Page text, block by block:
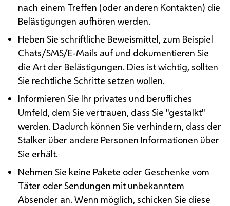
nach einem Treffen (oder anderen Kontakten) die
Belästigungen aufhören werden.
Heben Sie schriftliche Beweismittel, zum Beispiel
Chats/SMS/E-Mails auf und dokumentieren Sie
die Art der Belästigungen. Dies ist wichtig, sollten
Sie rechtliche Schritte setzen wollen.
Informieren Sie Ihr privates und berufliches
Umfeld, dem Sie vertrauen, dass Sie "gestalkt"
werden. Dadurch können Sie verhindern, dass der
Stalker über andere Personen Informationen über
Sie erhält.
Nehmen Sie keine Pakete oder Geschenke vom
Täter oder Sendungen mit unbekanntem
Absender an. Wenn möglich, schicken Sie diese